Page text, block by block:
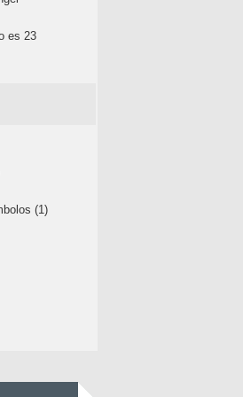
es 23
(1)